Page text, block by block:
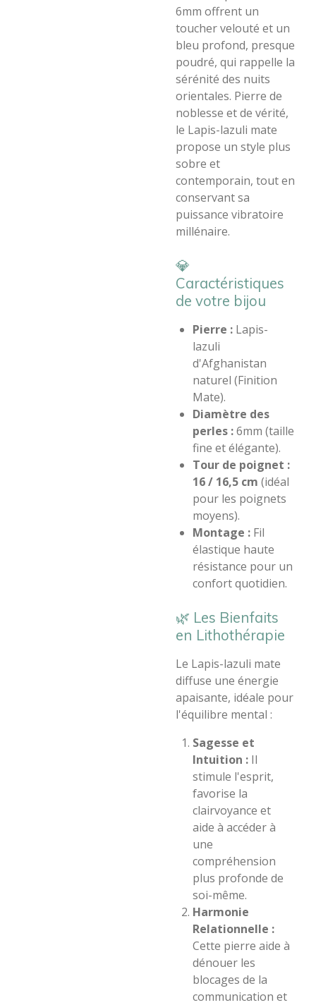
6mm offrent un
toucher velouté et un
bleu profond, presque
poudré, qui rappelle la
sérénité des nuits
orientales. Pierre de
noblesse et de vérité,
le Lapis-lazuli mate
propose un style plus
sobre et
contemporain, tout en
conservant sa
puissance vibratoire
millénaire.
​💎
Caractéristiques
de votre bijou
Pierre : Lapis-
lazuli
d'Afghanistan
naturel (Finition
Mate).
Diamètre des
perles :6mm (taille
fine et élégante).
Tour de poignet :
16 / 16,5 cm (idéal
pour les poignets
moyens).
Montage : Fil
élastique haute
résistance pour un
confort quotidien.
​🌿 Les Bienfaits
en Lithothérapie
​Le Lapis-lazuli mate
diffuse une énergie
apaisante, idéale pour
l'équilibre mental :
Sagesse et
Intuition : Il
stimule l'esprit,
favorise la
clairvoyance et
aide à accéder à
une
compréhension
plus profonde de
soi-même.
Harmonie
Relationnelle :
Cette pierre aide à
dénouer les
blocages de la
communication et